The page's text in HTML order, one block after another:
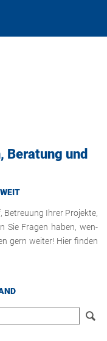
Be­ra­tung und
Ihrer Pro­jek­te,
Sie Fra­gen haben, wen­
gern wei­ter! Hier fin­den